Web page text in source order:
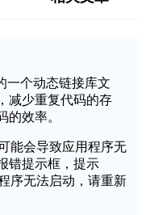
一个动态链接库文
减少重复代码的存
的效率。
能会导致应用程序无
错提示框，提示
序无法启动，请重新